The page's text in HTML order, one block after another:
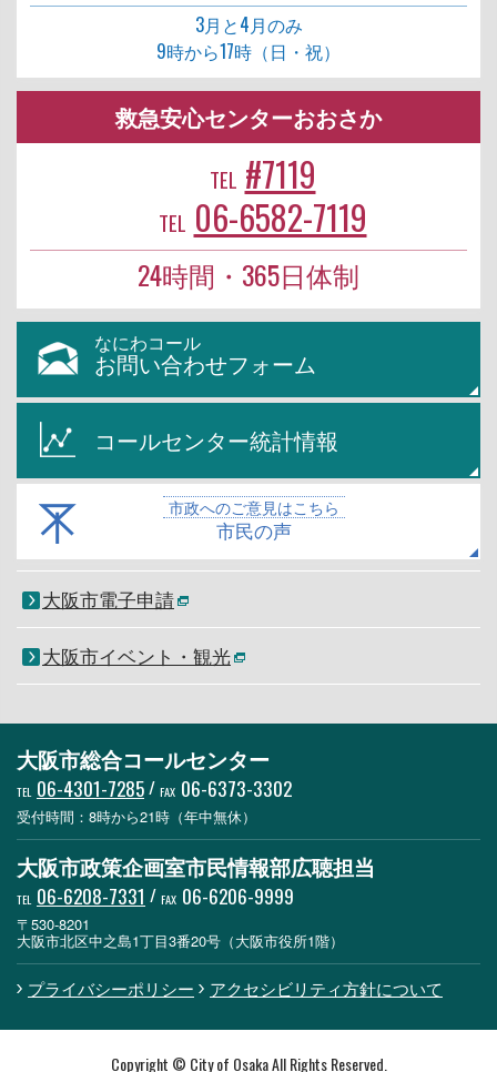
3月と4月のみ
9時から17時（日・祝）
救急安心センターおおさか
TEL #7119
TEL 06-6582-7119
24時間・365日体制
なにわコール
お問い合わせフォーム
コールセンター統計情報
市政へのご意見はこちら
市民の声
大阪市電子申請
大阪市イベント・観光
大阪市総合コールセンター
TEL 06-4301-7285/ FAX 06-6373-3302
受付時間：8時から21時（年中無休）
大阪市政策企画室市民情報部広聴担当
TEL 06-6208-7331 / FAX 06-6206-9999
〒530-8201
大阪市北区中之島1丁目3番20号（大阪市役所1階）
プライバシーポリシー アクセシビリティ方針について
Copyright © City of Osaka All Rights Reserved.